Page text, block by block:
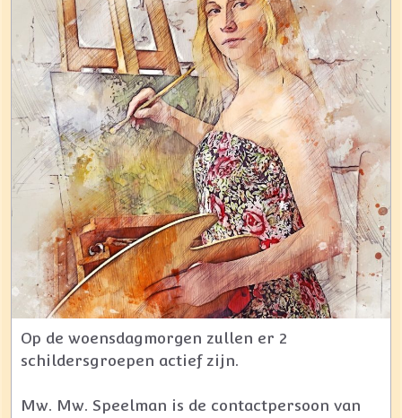
Op de woensdagmorgen zullen er 2
schildersgroepen actief zijn.
Mw. Mw. Speelman is de contactpersoon van